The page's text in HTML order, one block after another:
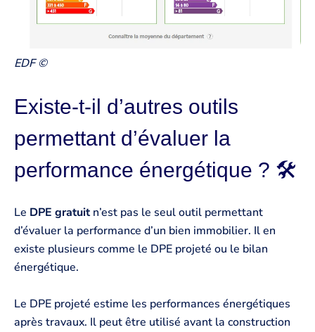
EDF ©
Existe-t-il d’autres outils
permettant d’évaluer la
performance énergétique ? ️🛠️
Le DPE gratuitn’est pas le seul outil permettant
d’évaluer la performance d’un bien immobilier. Il en
existe plusieurs comme le DPE projeté ou le bilan
énergétique.
Le DPE projeté estime les performances énergétiques
après travaux. Il peut être utilisé avant la construction